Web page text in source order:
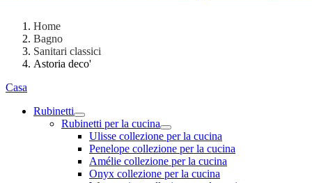
Home
Bagno
Sanitari classici
Astoria deco'
Casa
Rubinetti
Rubinetti per la cucina
Ulisse collezione per la cucina
Penelope collezione per la cucina
Amélie collezione per la cucina
Onyx collezione per la cucina